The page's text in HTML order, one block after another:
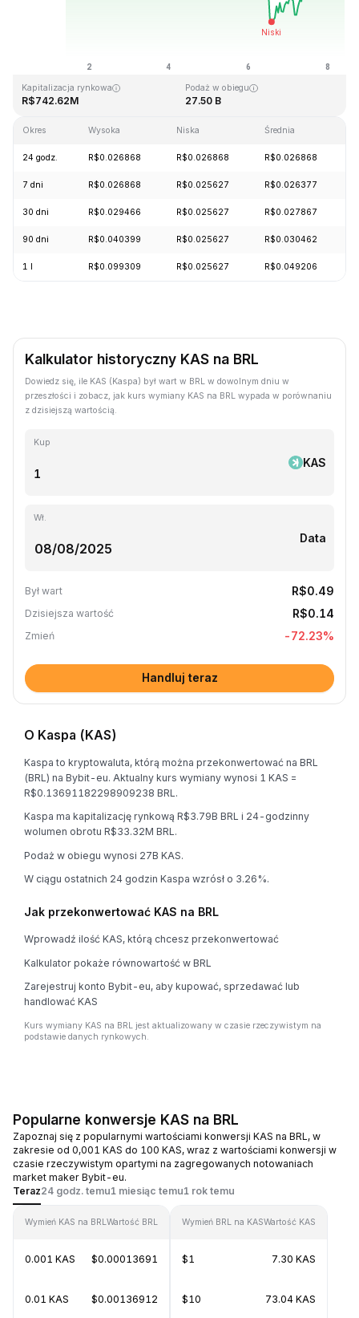
Kapitalizacja rynkowa
R$742.62M
Podaż w obiegu
27.50 B
Okres Wysoka Niska Średnia
24 godz. R$0.026868 R$0.026868 R$0.026868
7 dni R$0.026868 R$0.025627 R$0.026377
30 dni R$0.029466 R$0.025627 R$0.027867
90 dni R$0.040399 R$0.025627 R$0.030462
1 l R$0.099309 R$0.025627 R$0.049206
Kalkulator historyczny KAS na BRL
Dowiedz się, ile KAS (Kaspa) był wart w BRL w dowolnym dniu w
przeszłości i zobacz, jak kurs wymiany KAS na BRL wypada w porównaniu
z dzisiejszą wartością.
Kup
KAS
Wł.
Data
Był wart R$0.49
Dzisiejsza wartość R$0.14
Zmień -72.23%
Handluj teraz
O Kaspa (KAS)
Kaspa to kryptowaluta, którą można przekonwertować na BRL
(BRL) na Bybit-eu. Aktualny kurs wymiany wynosi 1 KAS =
R$0.13691182298909238 BRL.
Kaspa ma kapitalizację rynkową R$3.79B BRL i 24-godzinny
wolumen obrotu R$33.32M BRL.
Podaż w obiegu wynosi 27B KAS.
W ciągu ostatnich 24 godzin Kaspa wzrósł o 3.26%.
Jak przekonwertować KAS na BRL
Wprowadź ilość KAS, którą chcesz przekonwertować
Kalkulator pokaże równowartość w BRL
Zarejestruj konto Bybit-eu, aby kupować, sprzedawać lub
handlować KAS
Kurs wymiany KAS na BRL jest aktualizowany w czasie rzeczywistym na
podstawie danych rynkowych.
Popularne konwersje KAS na BRL
Zapoznaj się z popularnymi wartościami konwersji KAS na BRL, w
zakresie od 0,001 KAS do 100 KAS, wraz z wartościami konwersji w
czasie rzeczywistym opartymi na zagregowanych notowaniach
market maker Bybit-eu.
Teraz24 godz. temu1 miesiąc temu1 rok temu
Wymień KAS na BRLWartość BRL
0.001 KAS $0.00013691
0.01 KAS $0.00136912
Wymień BRL na KASWartość KAS
$1 7.30 KAS
$10 73.04 KAS